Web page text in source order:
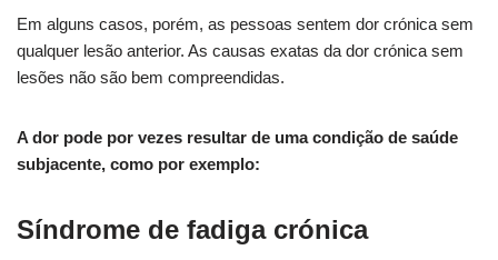
Em alguns casos, porém, as pessoas sentem dor crónica sem
qualquer lesão anterior. As causas exatas da dor crónica sem
lesões não são bem compreendidas.
A dor pode por vezes resultar de uma condição de saúde
subjacente, como por exemplo:
Síndrome de fadiga crónica